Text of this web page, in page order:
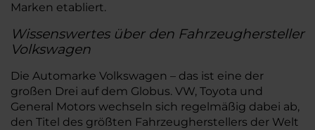
Marken etabliert.
Wissenswertes über den Fahrzeughersteller
Volkswagen
Die Automarke Volkswagen – das ist eine der
großen Drei auf dem Globus. VW, Toyota und
General Motors wechseln sich regelmäßig dabei ab,
den Titel des größten Fahrzeugherstellers der Welt